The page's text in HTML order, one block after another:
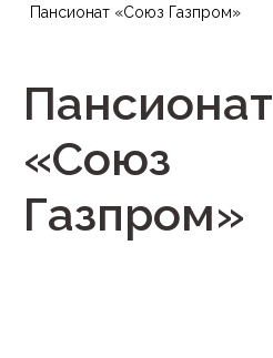
Пансионат «Союз Газпром»
Пансионат
«Союз
Газпром»